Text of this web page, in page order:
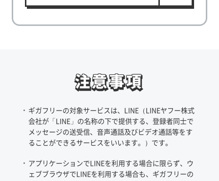
注意事項
注意事項
ギガフリーの対象サービスは、LINE（LINEヤフー株式
会社が「LINE」の名称の下で提供する、登録者同士で
メッセージの送受信、音声通話及びビデオ通話等をす
ることができるサービスをいいます。）です。
アプリケーションでLINEを利用する場合に限らず、ウ
ェブブラウザでLINEを利用する場合も、ギガフリーの